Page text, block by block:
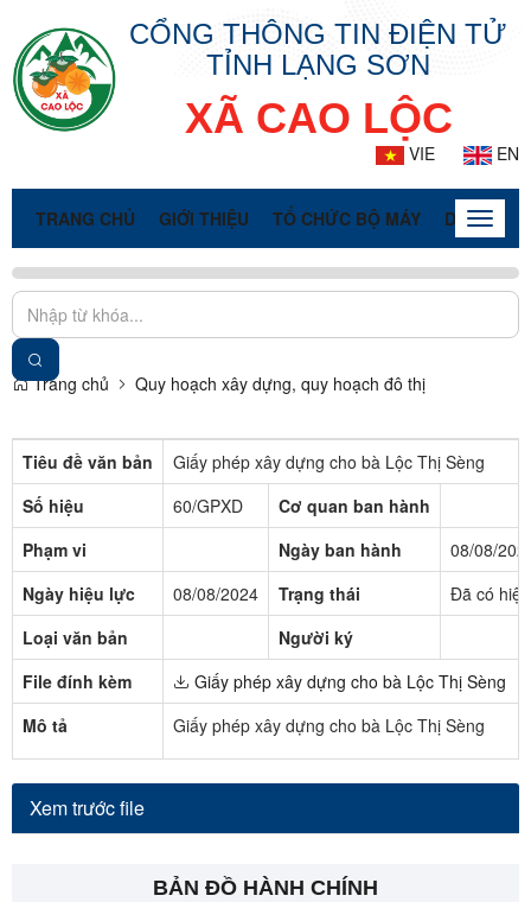
CỔNG THÔNG TIN ĐIỆN TỬ
TỈNH LẠNG SƠN
XÃ CAO LỘC
VIE EN
TRANG CHỦ GIỚI THIỆU TỔ CHỨC BỘ MÁY DOANH
Toggle
Trang chủ Quy hoạch xây dựng, quy hoạch đô thị
Tiêu đề văn bản
Giấy phép xây dựng cho bà Lộc Thị Sèng
Số hiệu
60/GPXD
Cơ quan ban hành
Phạm vi
Ngày ban hành
08/08/
Ngày hiệu lực
08/08/2024 Trạng thái
Đã có
Loại văn bản
Người ký
File đính kèm
Giấy phép xây dựng cho bà Lộc Thị Sèng
Mô tả
Giấy phép xây dựng cho bà Lộc Thị Sèng
Xem trước file
BẢN ĐỒ HÀNH CHÍNH